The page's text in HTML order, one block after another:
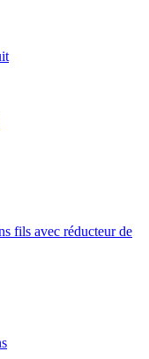
fils avec réducteur de